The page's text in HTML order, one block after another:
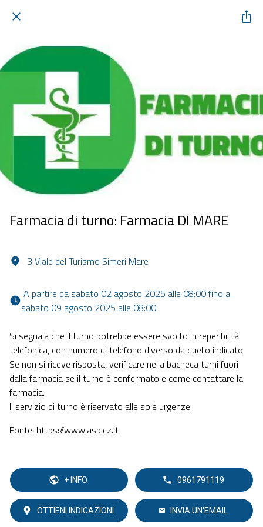
Farmacia di turno: Farmacia DI MARE
3 Viale del Turismo Simeri Mare
sabato 09 agosto 2025 alle 08:00
Si segnala che il turno potrebbe essere svolto in reperibilità
telefonica, con numero di telefono diverso da quello indicato.
Se non si riceve risposta, verificare nella bacheca turni fuori
dalla farmacia se il turno è confermato e come contattare la
farmacia.
Il servizio di turno è riservato alle sole urgenze.
Fonte: https://www.asp.cz.it
+ INFO 0961791119
OTTIENI INDICAZIONI INVIA UN'EMAIL